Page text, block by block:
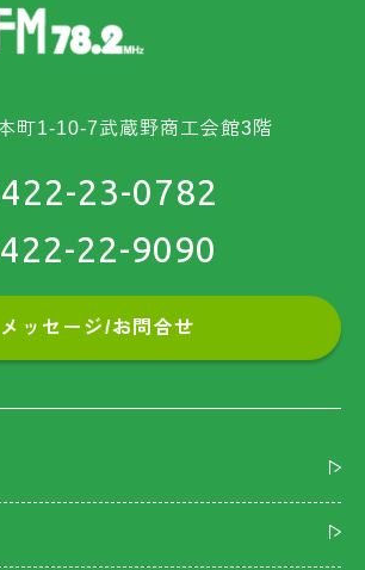
町1-10-7武蔵野商工会館3階
23-0782
22-9090
メッセージ/お問合せ